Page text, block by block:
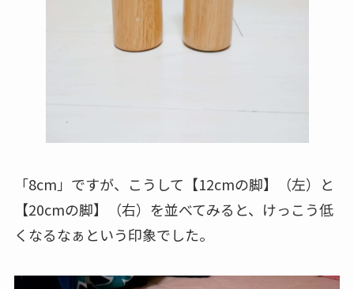
「8cm」ですが、こうして【12cmの脚】（左）と
【20cmの脚】（右）を並べてみると、けっこう低
くなるなぁという印象でした。